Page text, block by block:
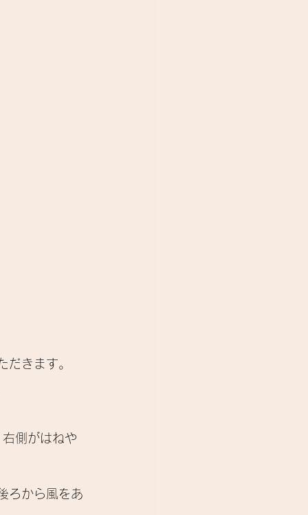
だきます。
側がはねや
ろから風をあ